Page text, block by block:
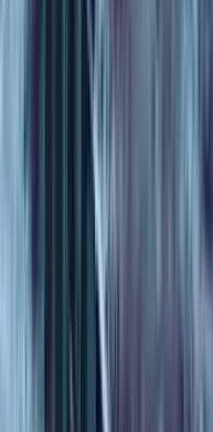
বরিশালসহ
জেলায় ঝড়ের
নম্বর